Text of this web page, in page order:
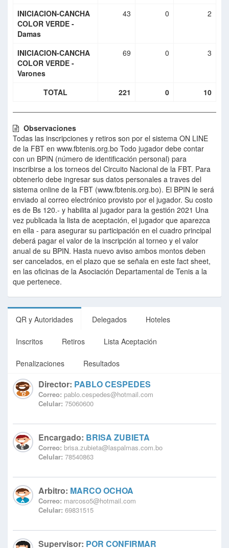
INICIACION-CANCHA
COLOR VERDE -
Damas
43 0 2
INICIACION-CANCHA
COLOR VERDE -
Varones
69 0 3
TOTAL 221 0 10
Observaciones
Todas las inscripciones y retiros son por el sistema ON LINE
de la FBT en www.fbtenis.org.bo Todo jugador debe contar
con un BPIN (número de identificación personal) para
inscribirse a los torneos del Circuito Nacional de la FBT. Para
obtenerlo debe ingresar sus datos personales a traves del
sistema online de la FBT (www.fbtenis.org.bo). El BPIN le será
enviado al correo electrónico provisto por el jugador. Su costo
es de Bs 120.- y habilita al jugador para la gestión 2021 Una
vez publicada la lista de aceptación, el jugador que aparezca
en ella - para asegurar su participación en el cuadro principal
deberá pagar el valor de la inscripción al torneo y el valor
anual de su BPIN. Hasta nuevo aviso ambos montos deben
ser cancelados, en el plazo que se señala en este fact sheet,
en las oficinas de la Asociación Departamental de Tenis a la
que pertenece.
QR y Autoridades Delegados Hoteles
Inscritos Retiros Lista Aceptación
Penalizaciones Resultados
Director: PABLO CESPEDES
Correo: pablo.cespedes@hotmail.com
Celular: 75060600
Encargado: BRISA ZUBIETA
Correo: brisa.zubieta@laspalmas.com.bo
Celular: 78540863
Arbitro: MARCO OCHOA
Correo: marcoso5@hotmail.com
Celular: 69831515
Supervisor: POR CONFIRMAR